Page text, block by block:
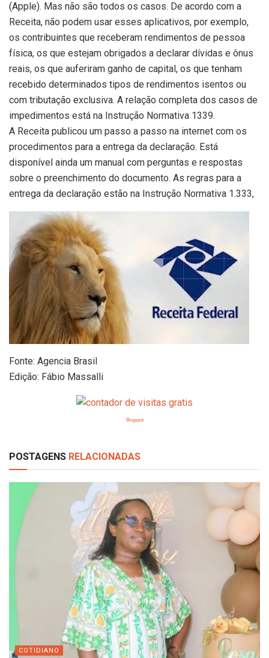
(Apple). Mas não são todos os casos. De acordo com a
Receita, não podem usar esses aplicativos, por exemplo,
os contribuintes que receberam rendimentos de pessoa
física, os que estejam obrigados a declarar dívidas e ônus
reais, os que auferiram ganho de capital, os que tenham
recebido determinados tipos de rendimentos isentos ou
com tributação exclusiva. A relação completa dos casos de
impedimentos está na Instrução Normativa 1339.
A Receita publicou um passo a passo na internet com os
procedimentos para a entrega da declaração. Está
disponível ainda um manual com perguntas e respostas
sobre o preenchimento do documento. As regras para a
entrega da declaração estão na Instrução Normativa 1.333,
Fonte: Agencia Brasil
Edição: Fábio Massalli
Blogspot
POSTAGENS RELACIONADAS
COTIDIANO